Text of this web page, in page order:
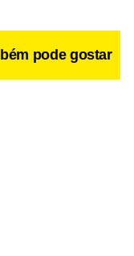
pode gostar